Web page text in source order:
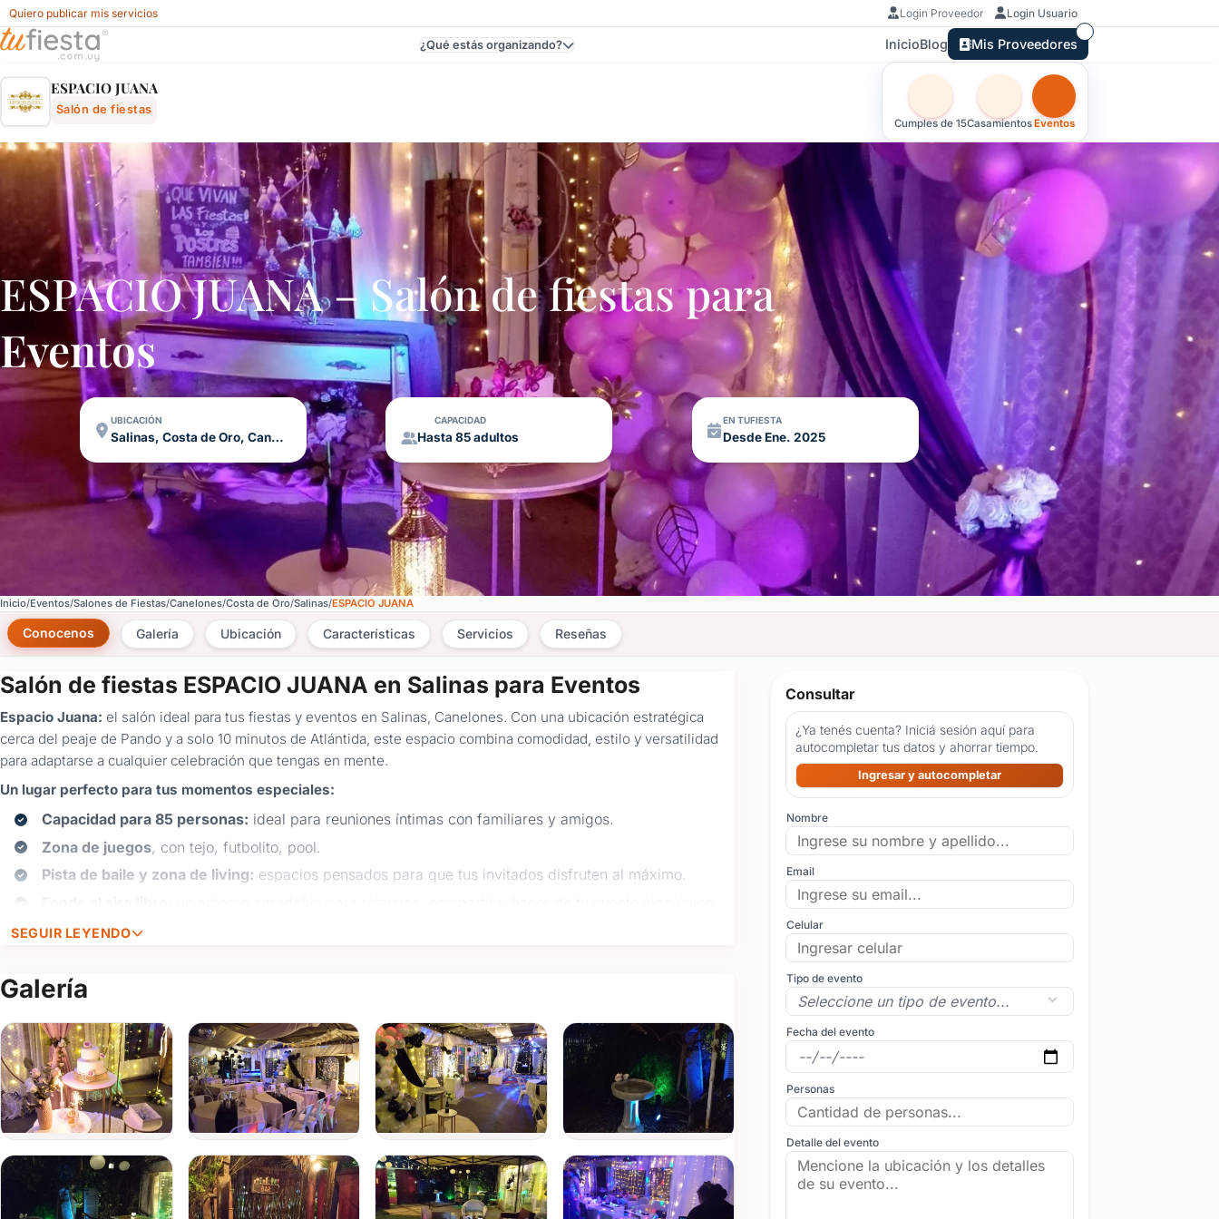
Quiero publicar mis servicios Login Proveedor Login Usuario
¿Qué estás organizando? InicioBlog Mis Proveedores
ESPACIO JUANA
Salón de fiestas
Otras versiones de esta ficha por tipo de
Cumples de 15CasamientosEventos
ESPACIO JUANA – Salón de fiestas para
Eventos
UBICACIÓN
Salinas, Costa de Oro, Canelones
CAPACIDAD
Hasta 85 adultos
EN TUFIESTA
Desde Ene. 2025
Inicio Eventos Salones de Fiestas Canelones Costa de Oro Salinas ESPACIO JUANA
Conocenos Galería Ubicación Características Servicios Reseñas
Salón de fiestas ESPACIO JUANA en Salinas para Eventos
Espacio Juana: el salón ideal para tus fiestas y eventos en Salinas, Canelones. Con una ubicación estratégica
cerca del peaje de Pando y a solo 10 minutos de Atlántida, este espacio combina comodidad, estilo y versatilidad
para adaptarse a cualquier celebración que tengas en mente.
Un lugar perfecto para tus momentos especiales:
Capacidad para 85 personas: ideal para reuniones íntimas con familiares y amigos.
Zona de juegos, con tejo, futbolito, pool.
Pista de baile y zona de living: espacios pensados para que tus invitados disfruten al máximo.
Rincón para los más chicos:
Fiestas y eventos que se adaptan a vos:
Baby showers:celebrá la llegada de un nuevo integrante de la familia en un ambiente cálido y
encantador.
Cumpleaños:desde los inolvidables 18 años hasta las fiestas de décadas, marcamos cada momento
especial con una atención cuidada.
Aniversarios y despedidas: festejá tus hitos más importantes o despídete con estilo en un lugar
acogedor y bien equipado.
Reuniones familiares o empresariales:ideal para encuentros donde la comodidad y la
funcionalidad son clave.
SEGUIR LEYENDO
Galería
Consultar
¿Ya tenés cuenta? Iniciá sesión aquí para
autocompletar tus datos y ahorrar tiempo.
Ingresar y autocompletar
Nombre
Email
Celular
Tipo de evento
Fecha del evento
Personas
Detalle del evento